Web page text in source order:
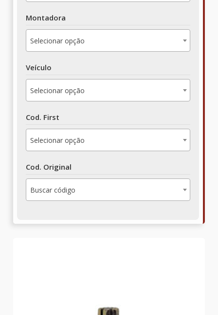
Montadora
Selecionar opção
Veículo
Selecionar opção
Cod. First
Selecionar opção
Cod. Original
Buscar código